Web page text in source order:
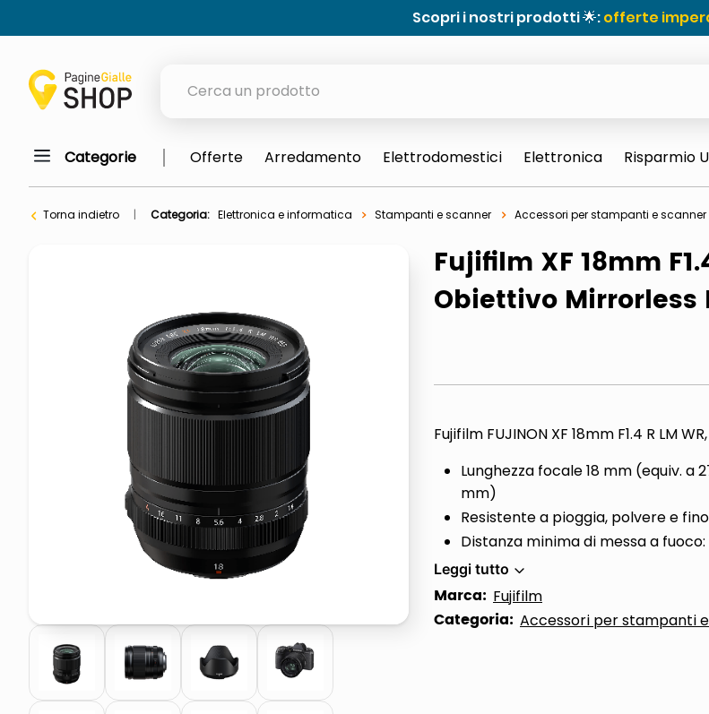
Scopri i nostri prodotti 🌟:offerte
orologio parete
ombrelloni
italia independent occhiali sole 0703 thin rotondo sun
lucidatrice pavimenti
pattumiera raccolta differenziata
asciuga capelli spazzola
Categorie Offerte Arredamento Elettrodomestici Elettronica Risparmio
Torna indietro Categoria: Elettronica e informatica Stampanti e scanner Accessori per stampanti e scanner
Fujifilm XF 18mm
Obiettivo Mirrorless
Fujifilm FUJINON XF 18mm F1.4 R LM
Lunghezza focale 18 mm (equiv. a
mm)
Resistente a pioggia, polvere e fino
Distanza minima di messa a
Leggi tutto
Marca: Fujifilm
Categoria: Accessori per stampanti